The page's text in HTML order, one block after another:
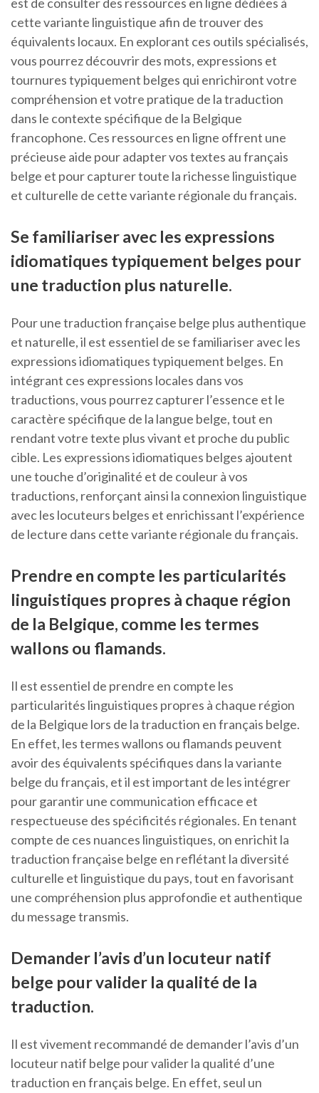
cette variante linguistique afin de trouver des
équivalents locaux. En explorant ces outils spécialisés,
vous pourrez découvrir des mots, expressions et
tournures typiquement belges qui enrichiront votre
compréhension et votre pratique de la traduction
dans le contexte spécifique de la Belgique
francophone. Ces ressources en ligne offrent une
précieuse aide pour adapter vos textes au français
belge et pour capturer toute la richesse linguistique
et culturelle de cette variante régionale du français.
Se familiariser avec les expressions
idiomatiques typiquement belges pour
une traduction plus naturelle.
Pour une traduction française belge plus authentique
et naturelle, il est essentiel de se familiariser avec les
expressions idiomatiques typiquement belges. En
intégrant ces expressions locales dans vos
traductions, vous pourrez capturer l’essence et le
caractère spécifique de la langue belge, tout en
rendant votre texte plus vivant et proche du public
cible. Les expressions idiomatiques belges ajoutent
une touche d’originalité et de couleur à vos
traductions, renforçant ainsi la connexion linguistique
avec les locuteurs belges et enrichissant l’expérience
de lecture dans cette variante régionale du français.
Prendre en compte les particularités
linguistiques propres à chaque région
de la Belgique, comme les termes
wallons ou flamands.
Il est essentiel de prendre en compte les
particularités linguistiques propres à chaque région
de la Belgique lors de la traduction en français belge.
En effet, les termes wallons ou flamands peuvent
avoir des équivalents spécifiques dans la variante
belge du français, et il est important de les intégrer
pour garantir une communication efficace et
respectueuse des spécificités régionales. En tenant
compte de ces nuances linguistiques, on enrichit la
traduction française belge en reflétant la diversité
culturelle et linguistique du pays, tout en favorisant
une compréhension plus approfondie et authentique
du message transmis.
Demander l’avis d’un locuteur natif
belge pour valider la qualité de la
traduction.
Il est vivement recommandé de demander l’avis d’un
locuteur natif belge pour valider la qualité d’une
traduction en français belge. En effet, seul un